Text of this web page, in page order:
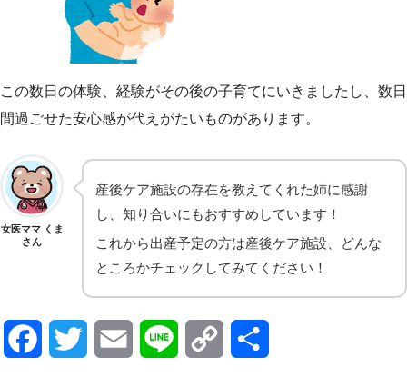
この数日の体験、経験がその後の子育てにいきましたし、数日
間過ごせた安心感が代えがたいものがあります。
女医ママ くま
さん
産後ケア施設の存在を教えてくれた姉に感謝
し、知り合いにもおすすめしています！
これから出産予定の方は産後ケア施設、どんな
ところかチェックしてみてください！